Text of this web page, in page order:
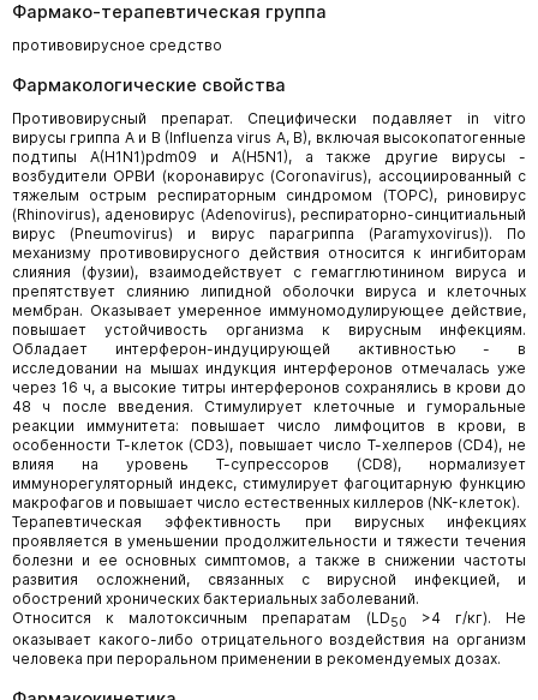
Фармако-терапевтическая группа
противовирусное средство
Фармакологические свойства
Противовирусный препарат. Специфически подавляет in vitro
вирусы гриппа А и В (Influenza virus А, В), включая высокопатогенные
подтипы A(H1N1)pdm09 и A(H5N1), а также другие вирусы -
возбудители ОРВИ (коронавирус (Coronavirus), ассоциированный с
тяжелым острым респираторным синдромом (ТОРС), риновирус
(Rhinovirus), аденовирус (Adenovirus), респираторно-синцитиальный
вирус (Pneumovirus) и вирус парагриппа (Paramyxovirus)). По
механизму противовирусного действия относится к ингибиторам
слияния (фузии), взаимодействует с гемагглютинином вируса и
препятствует слиянию липидной оболочки вируса и клеточных
мембран. Оказывает умеренное иммуномодулирующее действие,
повышает устойчивость организма к вирусным инфекциям.
Обладает интерферон-индуцирующей активностью - в
исследовании на мышах индукция интерферонов отмечалась уже
через 16 ч, а высокие титры интерферонов сохранялись в крови до
48 ч после введения. Стимулирует клеточные и гуморальные
реакции иммунитета: повышает число лимфоцитов в крови, в
особенности Т-клеток (CD3), повышает число Т-хелперов (CD4), не
влияя на уровень Т-супрессоров (CD8), нормализует
иммунорегуляторный индекс, стимулирует фагоцитарную функцию
макрофагов и повышает число естественных киллеров (NK-клеток).
Терапевтическая эффективность при вирусных инфекциях
проявляется в уменьшении продолжительности и тяжести течения
болезни и ее основных симптомов, а также в снижении частоты
развития осложнений, связанных с вирусной инфекцией, и
обострений хронических бактериальных заболеваний.
Относится к малотоксичным препаратам (LD50
>4 г/кг). Не
оказывает какого-либо отрицательного воздействия на организм
человека при пероральном применении в рекомендуемых дозах.